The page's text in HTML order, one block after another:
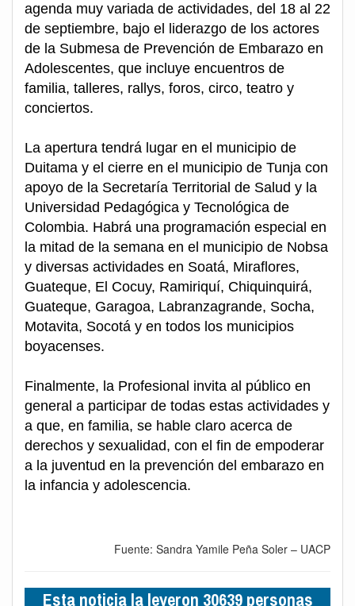
agenda muy variada de actividades, del 18 al 22
de septiembre, bajo el liderazgo de los actores
de la Submesa de Prevención de Embarazo en
Adolescentes, que incluye encuentros de
familia, talleres, rallys, foros, circo, teatro y
conciertos.
La apertura tendrá lugar en el municipio de
Duitama y el cierre en el municipio de Tunja con
apoyo de la Secretaría Territorial de Salud y la
Universidad Pedagógica y Tecnológica de
Colombia. Habrá una programación especial en
la mitad de la semana en el municipio de Nobsa
y diversas actividades en Soatá, Miraflores,
Guateque, El Cocuy, Ramiriquí, Chiquinquirá,
Guateque, Garagoa, Labranzagrande, Socha,
Motavita, Socotá y en todos los municipios
boyacenses.
Finalmente, la Profesional invita al público en
general a participar de todas estas actividades y
a que, en familia, se hable claro acerca de
derechos y sexualidad, con el fin de empoderar
a la juventud en la prevención del embarazo en
la infancia y adolescencia.
Fuente: Sandra Yamile Peña Soler – UACP
Esta noticia la leyeron 30639 personas